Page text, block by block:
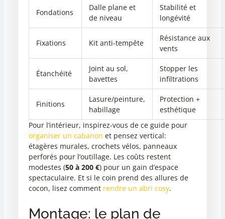
Fondations
Dalle plane et
de niveau
Stabilité et
longévité
Fixations Kit anti-tempête
Résistance aux
vents
Étanchéité
Joint au sol,
bavettes
Stopper les
infiltrations
Finitions
Lasure/peinture,
habillage
Protection +
esthétique
Pour l’intérieur, inspirez-vous de ce guide pour
organiser un cabanon et pensez vertical:
étagères murales, crochets vélos, panneaux
perforés pour l’outillage. Les coûts restent
modestes (50 à 200 €) pour un gain d’espace
spectaculaire. Et si le coin prend des allures de
cocon, lisez comment rendre un abri cosy.
Montage: le plan de